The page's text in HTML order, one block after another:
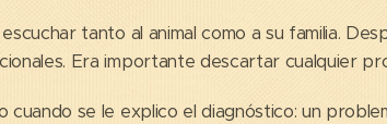
tanto al animal como a su familia.
Era importante descartar cualquier
se le explico el diagnóstico: un